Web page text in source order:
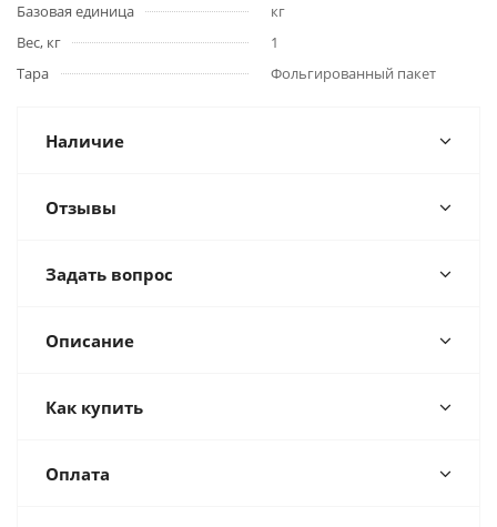
Базовая единица
кг
Вес, кг
1
Тара
Фольгированный пакет
Наличие
Отзывы
Задать вопрос
Описание
Как купить
Оплата